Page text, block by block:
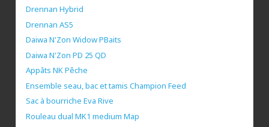
Drennan Hybrid
Drennan AS5
Daiwa N'Zon Widow PBaits
Daiwa N'Zon PD 25 QD
Appâts NK Pêche
Ensemble seau, bac et tamis Champion Feed
Sac à bourriche Eva Rive
Rouleau dual MK1 medium Map